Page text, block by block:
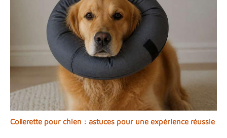
Collerette pour chien : astuces pour une expérience réussie